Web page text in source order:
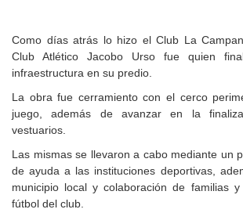
Como días atrás lo hizo el Club La
Club Atlético Jacobo Urso fue quien
infraestructura en su predio.
La obra fue cerramiento con el cerco
juego, además de avanzar en la
vestuarios.
Las mismas se llevaron a cabo mediante un
de ayuda a las instituciones deportivas,
municipio local y colaboración de familias
fútbol del club.